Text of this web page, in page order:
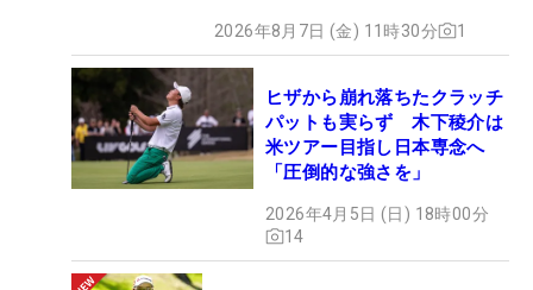
2026年8月7日 (金) 11時30分 1
ヒザから崩れ落ちたクラッチ
パットも実らず 木下稜介は
米ツアー目指し日本専念へ
「圧倒的な強さを」
2026年4月5日 (日) 18時00分
14